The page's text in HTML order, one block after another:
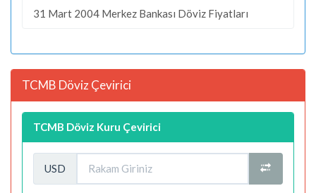
31 Mart 2004 Merkez Bankası Döviz Fiyatları
TCMB Döviz Çevirici
TCMB Döviz Kuru Çevirici
USD